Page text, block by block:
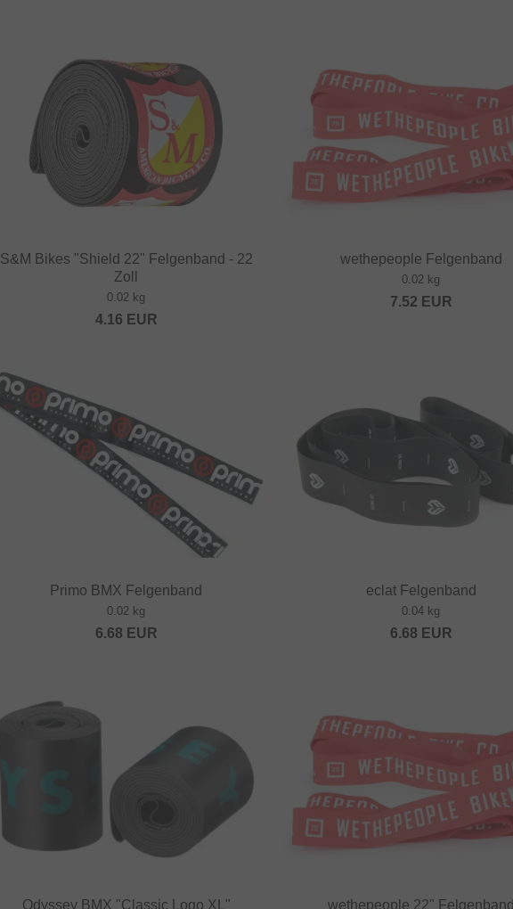
S&M Bikes "Shield 22" Felgenband - 22
Zoll
0.02 kg
4.16 EUR
wethepeople Felgenband
0.02 kg
7.52 EUR
Primo BMX Felgenband
0.02 kg
6.68 EUR
eclat Felgenband
0.04 kg
6.68 EUR
Odyssey BMX "Classic Logo XL" wethepeople 22" Felgenband